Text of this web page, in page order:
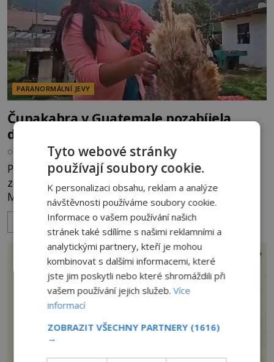
PARANORMÁLNÍ JEVY
Čupakabra v Guatemale pozabíjela
desítky kusů hospodářských zvířat!
OD EVA SOUKUPOVÁ 14.3.2024 3.5TIS
Po útoku neznámého dravce v Guatemale
zahynulo nejméně 75 kusů drůbeže a prasat.
Mrtvá zvířata údajně s prokousnutým krkem
a vysátou krví nacházeli farmáři na svých dvorcích
v asi 40kilometrovém okruhu. I když není jasné, co
přesně je usmrtilo, mnozí místní se obávají, že jde
o následky řádění čupakabry! Farmáři ve
středoamerické Guatemale se během
ZOBRAZIT VÍCE
Tyto webové stránky
používají soubory cookie.
K personalizaci obsahu, reklam a analýze
návštěvnosti používáme soubory cookie.
Informace o vašem používání našich
stránek také sdílíme s našimi reklamními a
analytickými partnery, kteří je mohou
kombinovat s dalšími informacemi, které
jste jim poskytli nebo které shromáždili při
vašem používání jejich služeb.Více
informací
ZOBRAZIT VŠECHNY PARTNERY (1616)
→